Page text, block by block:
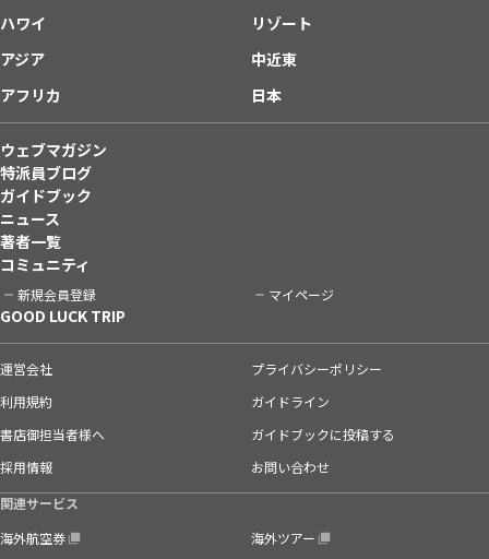
ハワイ
リゾート
アジア
中近東
アフリカ
日本
ウェブマガジン
特派員ブログ
ガイドブック
ニュース
著者一覧
コミュニティ
新規会員登録 マイページ
GOOD LUCK TRIP
運営会社
プライバシーポリシー
利用規約
ガイドライン
書店御担当者様へ
ガイドブックに投稿する
採用情報
お問い合わせ
関連サービス
海外航空券
海外ツアー